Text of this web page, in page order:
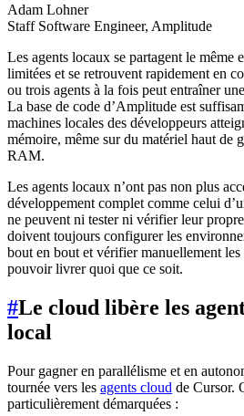
Adam Lohner
Staff Software Engineer, Amplitude
Les agents locaux se partagent le même
limitées et se retrouvent rapidement en
ou trois agents à la fois peut entraîner
La base de code d’Amplitude est
machines locales des développeurs
mémoire, même sur du matériel haut de
RAM.
Les agents locaux n’ont pas non plus
développement complet comme celui
ne peuvent ni tester ni vérifier leur
doivent toujours configurer les
bout en bout et vérifier manuellement les
pouvoir livrer quoi que ce soit.
#Le cloud libère les
local
Pour gagner en parallélisme et en
tournée vers les agents cloud de Cursor.
particulièrement démarquées :